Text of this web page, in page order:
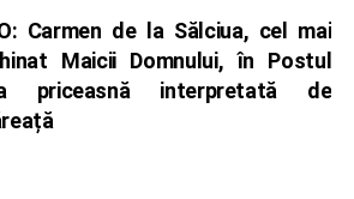
Carmen de la Sălciua, cel mai
Maicii Domnului, în Postul
priceasnă interpretată de